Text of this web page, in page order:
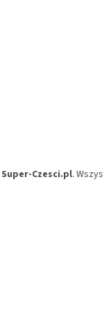
Super-Czesci.pl.